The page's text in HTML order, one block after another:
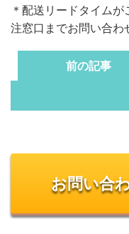
＊配送リードタイム
注窓口までお問い合わ
前の記事
お問い合